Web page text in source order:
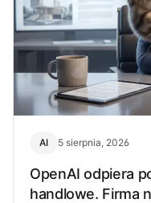
AI 5 sierpnia, 2026
OpenAI odpiera
handlowe. Firma